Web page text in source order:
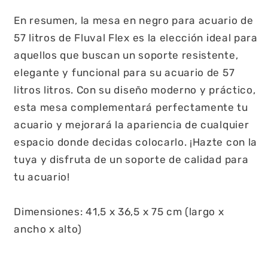
En resumen, la mesa en negro para acuario de
57 litros de Fluval Flex es la elección ideal para
aquellos que buscan un soporte resistente,
elegante y funcional para su acuario de 57
litros litros. Con su diseño moderno y práctico,
esta mesa complementará perfectamente tu
acuario y mejorará la apariencia de cualquier
espacio donde decidas colocarlo. ¡Hazte con la
tuya y disfruta de un soporte de calidad para
tu acuario!
Dimensiones: 41,5 x 36,5 x 75 cm (largo x
ancho x alto)